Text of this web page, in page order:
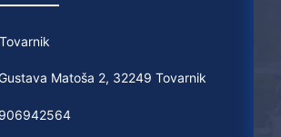
Tovarnik
Matoša 2, 32249 Tovarnik